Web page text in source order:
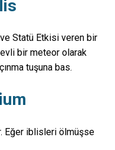
ve Statü Etkisi veren bir
bir meteor olarak
tuşuna bas.
Eğer iblisleri ölmüşse